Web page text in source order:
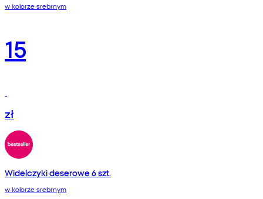
w kolorze srebrnym
15
zł
Widelczyki deserowe 6 szt.
w kolorze srebrnym